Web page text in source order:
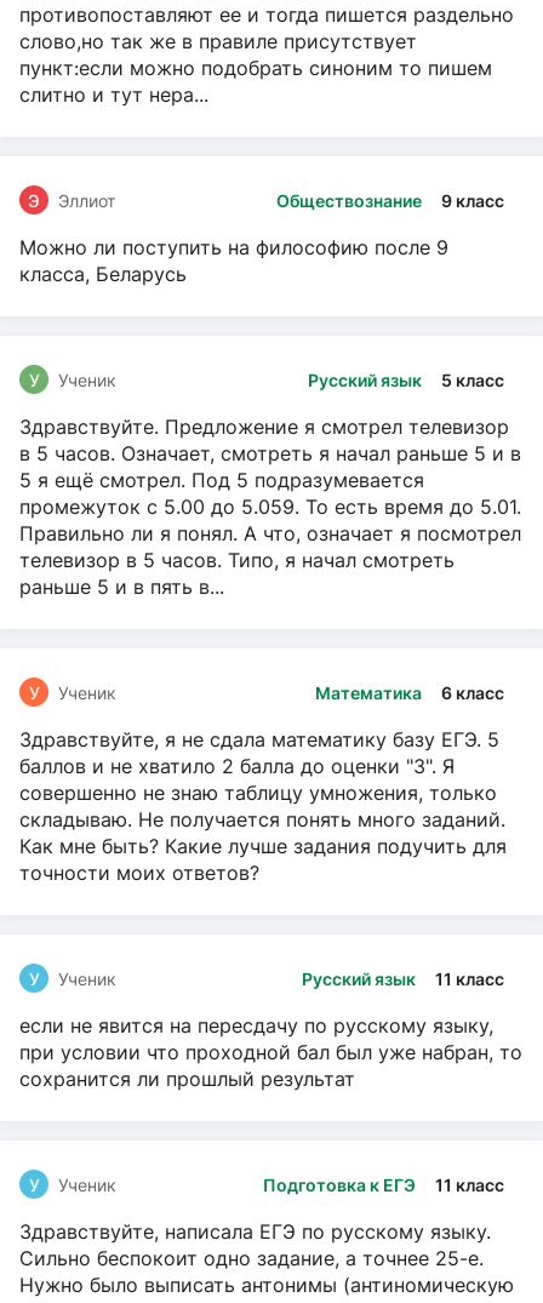
противопоставляют ее и тогда пишется раздельно
слово,но так же в правиле присутствует
пункт:если можно подобрать синоним то пишем
слитно и тут нера...
Обществознание 9 класс
Э Эллиот
Можно ли поступить на философию после 9
класса, Беларусь
Русский язык 5 класс
У Ученик
Здравствуйте. Предложение я смотрел телевизор
в 5 часов. Означает, смотреть я начал раньше 5 и в
5 я ещё смотрел. Под 5 подразумевается
промежуток с 5.00 до 5.059. То есть время до 5.01.
Правильно ли я понял. А что, означает я посмотрел
телевизор в 5 часов. Типо, я начал смотреть
раньше 5 и в пять в...
Математика 6 класс
У Ученик
Здравствуйте, я не сдала математику базу ЕГЭ. 5
баллов и не хватило 2 балла до оценки "3". Я
совершенно не знаю таблицу умножения, только
складываю. Не получается понять много заданий.
Как мне быть? Какие лучше задания подучить для
точности моих ответов?
Русский язык 11 класс
У Ученик
если не явится на пересдачу по русскому языку,
при условии что проходной бал был уже набран, то
сохранится ли прошлый результат
Подготовка к ЕГЭ 11 класс
У Ученик
Здравствуйте, написала ЕГЭ по русскому языку.
Сильно беспокоит одно задание, а точнее 25-е.
Нужно было выписать антонимы (антиномическую